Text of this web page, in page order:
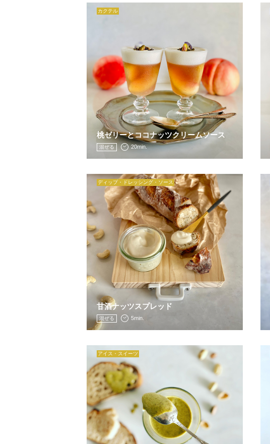
カクテル
桃ゼリーとココナッツクリームソース
混ぜる 20min.
ディップ・ドレッシング・ソース
甘酒ナッツスプレッド
混ぜる 5min.
アイス・スイーツ